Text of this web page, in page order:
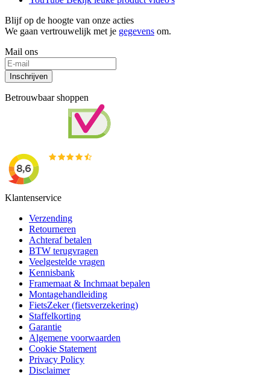
Blijf op de hoogte van onze acties
We gaan vertrouwelijk met je gegevens om.
Mail ons
Inschrijven
Betrouwbaar shoppen
Klantenservice
Verzending
Retourneren
Achteraf betalen
BTW terugvragen
Veelgestelde vragen
Kennisbank
Framemaat & Inchmaat bepalen
Montagehandleiding
FietsZeker (fietsverzekering)
Staffelkorting
Garantie
Algemene voorwaarden
Cookie Statement
Privacy Policy
Disclaimer